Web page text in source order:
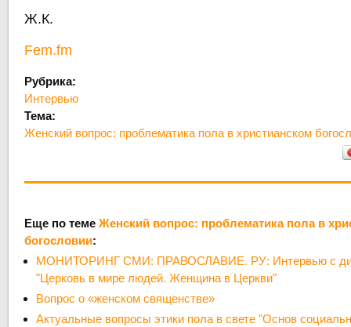
Ж.К.
Fem.fm
Рубрика:
Интервью
Тема:
Женский вопрос: проблематика пола в христианском
Еще по темеЖенский вопрос: проблематика пола в
богословии:
МОНИТОРИНГ СМИ: ПРАВОСЛАВИЕ. РУ: Интервью с
"Церковь в мире людей. Женщина в Церкви"
Вопрос о «женском священстве»
Актуальные вопросы этики пола в свете "Основ